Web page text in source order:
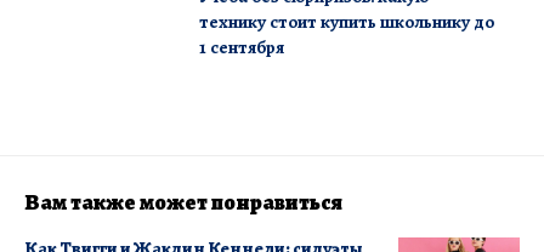
технику стоит купить школьнику до
1 сентября
Вам также может понравиться